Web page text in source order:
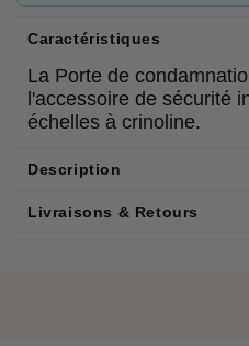
Caractéristiques
La Porte de
l'accessoire de sécurité
échelles à crinoline.
Description
Livraisons & Retours